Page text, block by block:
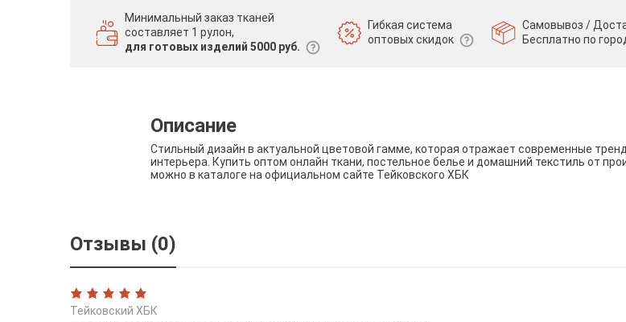
Минимальный заказ тканей
составляет 1 рулон,
для готовых изделий 5000 руб.
Гибкая система
оптовых скидок
Самовывоз /
Бесплатно по
Описание
Стильный дизайн в актуальной цветовой гамме, которая отражает современные
интерьера. Купить оптом онлайн ткани, постельное белье и домашний текстиль от
можно в каталоге на официальном сайте Тейковского ХБК
Отзывы (0)
Тейковский ХБК